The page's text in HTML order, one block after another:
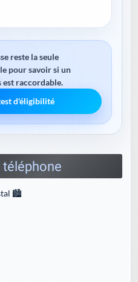
reste la seule
pour savoir si un
est raccordable.
d'éligibilité
téléphone
🏙️